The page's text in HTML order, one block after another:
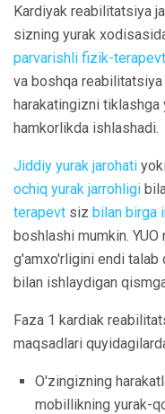
Kardiyak reabilitatsiya
sizning yurak
parvarishli fizik-terapevt
va boshqa
harakatingizni tiklashga
hamkorlikda ishlashadi.
Jiddiy yurak jarohati
ochiq yurak jarrohligi
terapevt siz bilan birga
boshlashi mumkin. YUO
g'amxo'rligini endi talab
bilan ishlaydigan
Faza 1 kardiak
maqsadlari
O'zingizning
mobillikning yurak-